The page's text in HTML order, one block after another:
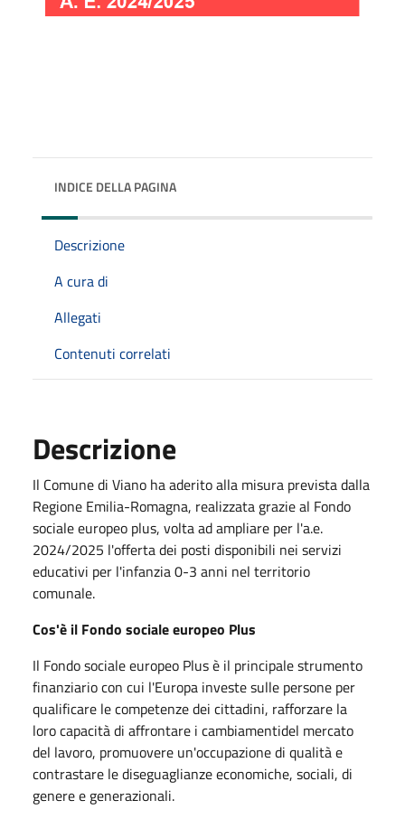
INDICE DELLA PAGINA
Descrizione
A cura di
Allegati
Contenuti correlati
Descrizione
Il Comune di Viano ha aderito alla misura prevista dalla
Regione Emilia-Romagna, realizzata grazie al Fondo
sociale europeo plus, volta ad ampliare per l'a.e.
2024/2025 l'offerta dei posti disponibili nei servizi
educativi per l'infanzia 0-3 anni nel territorio
comunale.
Cos'è il Fondo sociale europeo Plus
Il Fondo sociale europeo Plus è il principale strumento
finanziario con cui l'Europa investe sulle persone per
qualificare le competenze dei cittadini, rafforzare la
loro capacità di affrontare i cambiamentidel mercato
del lavoro, promuovere un'occupazione di qualità e
contrastare le diseguaglianze economiche, sociali, di
genere e generazionali.